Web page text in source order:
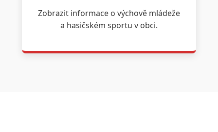
Zobrazit informace o výchově mládeže
a hasičském sportu v obci.